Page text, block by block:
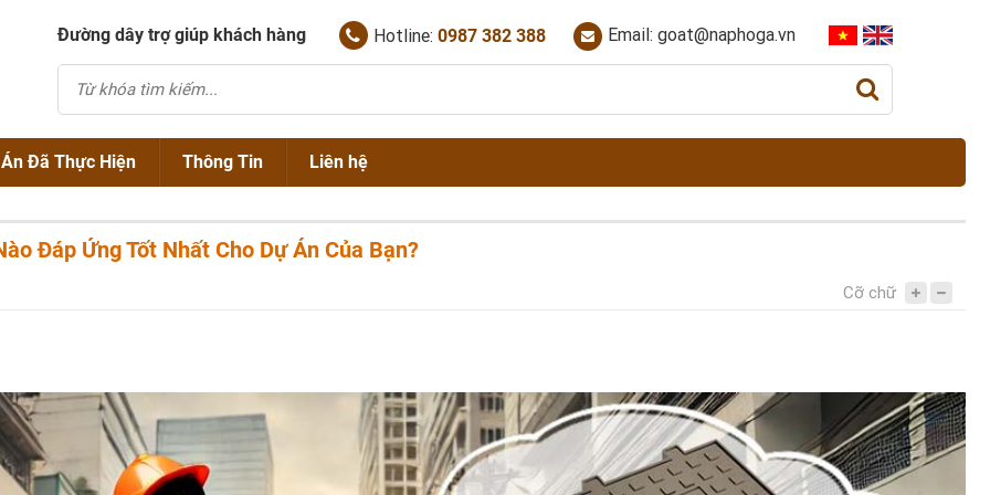
Đường dây trợ giúp khách hàng Hotline: 0987 382 388 Email: goat@naphoga.vn
TẤM SÀN GRATING
NẮP BỂ CÁP
NẮP GANIVO
TẤM GHI BẢO VỆ GỐC CÂY
Đã Thực Hiện Thông Tin
Chính Sách Bán Hàng
Liên hệ
Đáp Ứng Tốt Nhất Cho Dự Án Của Bạn?
Cỡ chữ